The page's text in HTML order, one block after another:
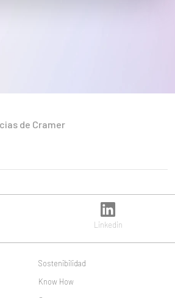
de Cramer
Linkedin
Sostenibilidad
Know How